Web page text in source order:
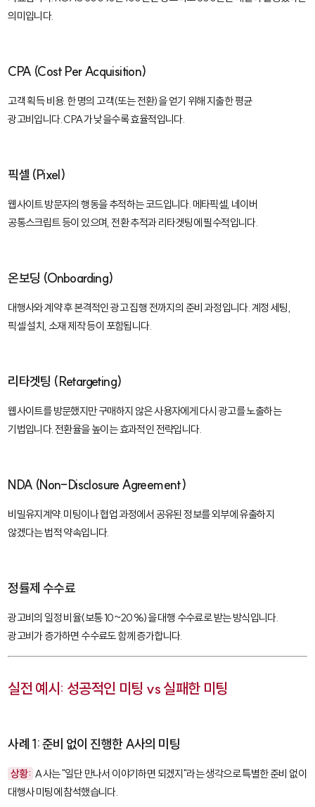
의미입니다.
CPA (Cost Per Acquisition)
고객 획득 비용. 한 명의 고객(또는 전환)을 얻기 위해 지출한 평균
광고비입니다. CPA가 낮을수록 효율적입니다.
픽셀 (Pixel)
웹사이트 방문자의 행동을 추적하는 코드입니다. 메타픽셀, 네이버
공통스크립트 등이 있으며, 전환 추적과 리타겟팅에 필수적입니다.
온보딩 (Onboarding)
대행사와 계약 후 본격적인 광고 집행 전까지의 준비 과정입니다. 계정 세팅,
픽셀 설치, 소재 제작 등이 포함됩니다.
리타겟팅 (Retargeting)
웹사이트를 방문했지만 구매하지 않은 사용자에게 다시 광고를 노출하는
기법입니다. 전환율을 높이는 효과적인 전략입니다.
NDA (Non-Disclosure Agreement)
비밀유지계약. 미팅이나 협업 과정에서 공유된 정보를 외부에 유출하지
않겠다는 법적 약속입니다.
정률제 수수료
광고비의 일정 비율(보통 10~20%)을 대행 수수료로 받는 방식입니다.
광고비가 증가하면 수수료도 함께 증가합니다.
실전 예시: 성공적인 미팅 vs 실패한 미팅
사례 1: 준비 없이 진행한 A사의 미팅
상황: A사는 "일단 만나서 이야기하면 되겠지"라는 생각으로 특별한 준비 없이
대행사 미팅에 참석했습니다.